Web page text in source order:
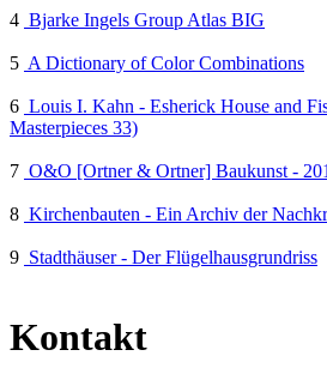
4 Bjarke Ingels Group Atlas BIG
5 A Dictionary of Color Combinations
6 Louis I. Kahn - Esherick House and
Masterpieces 33)
7 O&O [Ortner & Ortner] Baukunst -
8 Kirchenbauten - Ein Archiv der
9 Stadthäuser - Der Flügelhausgrundriss
Kontakt